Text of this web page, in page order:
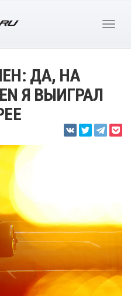
ДА, НА
Я ВЫИГРАЛ